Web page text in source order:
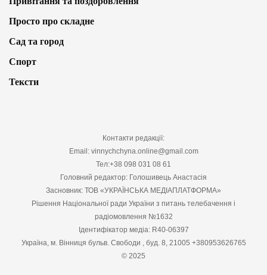
Просто про складне
Сад та город
Спорт
Тексти
Контакти редакції:
Email: vinnychchyna.online@gmail.com
Тел:+38 098 031 08 61
Головний редактор: Голошивець Анастасія
Засновник: ТОВ «УКРАЇНСЬКА МЕДІАПЛАТФОРМА»
Рішення Національної ради України з питань телебачення і
радіомовлення №1632
Ідентифікатор медіа: R40-06397
Україна, м. Вінниця бульв. Свободи , буд. 8, 21005 +380953626765
© 2025